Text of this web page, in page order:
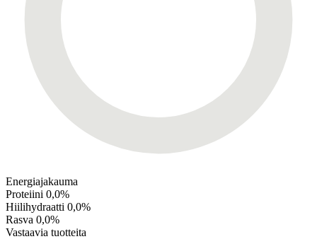
Energiajakauma
Proteiini 0,0%
Hiilihydraatti 0,0%
Rasva 0,0%
Vastaavia tuotteita